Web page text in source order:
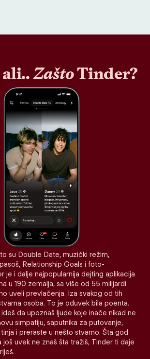
ZaštoTinder?
su Double Date, muzički režim,
Relationship Goals i foto-
je i dalje najpopularnija dejting aplikacija
u 190 zemalja, sa više od 55 milijardi
uveli prevlačenja. Iza svakog od tih
osoba. To je oduvek bila poenta.
da upoznaš ljude koje inače nikad ne
simpatiju, saputnika za putovanje,
i preraste u nešto stvarno. Šta god
još uvek ne znaš šta tražiš, Tinder ti daje